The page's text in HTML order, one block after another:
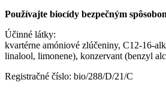
Používajte biocídy bezpečným
Účinné látky:
kvartérne amóniové zlúčeniny, C12-16-
linalool, limonene), konzervant (benzyl
Registračné číslo: bio/288/D/21/C